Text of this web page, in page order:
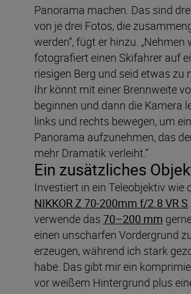
Panorama machen. Das sind
von je drei Fotos, die
werden“, fügt er hinzu. „Nehmen
fotografiert einen Skifahrer auf
riesigen Berg und seid etwas zu
Ihr könnt mit einer Brennweite
beginnen und dann die Kamera
links und rechts bewegen, um ein
Panorama aufzunehmen, das
mehr Dramatik verleiht.“
Ein zusätzliches
Investiert in ein Teleobjektiv wie
NIKKOR Z 70-200mm f/2.8 VR S
verwende das 70–200 mm
einen unscharfen Vordergrund
erzeugen, während ich stark
habe. Das gibt mir ein
vor weißem Hintergrund plus